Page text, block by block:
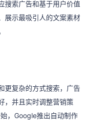
搜索广告和基于用户价值
展示最吸引人的文案素材
更复杂的方式搜索，广告
，并且实时调整营销策
，Google推出自动制作